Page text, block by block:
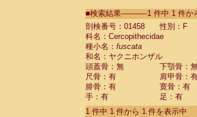
CebidaeSaguinus
Cebidae Saguinus
CebidaeSaguinus
Cebidae
CebidaeSaguinus
Cebidae Saguinus
Cebidae Saguinus
Cebidae Saguinus
Cebidae Aotus
Cebidae Cebus
■検索結果-----------1 件中 1 件か
剖検番号：01458
性別：F
科名：Cercopithecidae
種小名： fuscata
和名：ヤクニホンザル
頭蓋骨：無
下顎骨：
尺骨：有
肩甲骨：
腓骨：有
寛骨：有
手：有
足：有
1 件中 1 件から 1 件を表示中